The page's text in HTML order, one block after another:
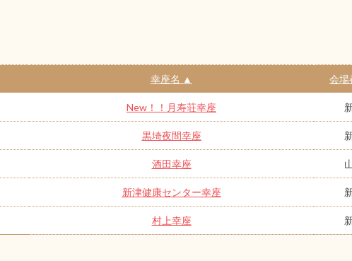
幸座名 ▲ 会場
New！！月寿荘幸座
黒埼夜間幸座
酒田幸座
新津健康センター幸座
村上幸座